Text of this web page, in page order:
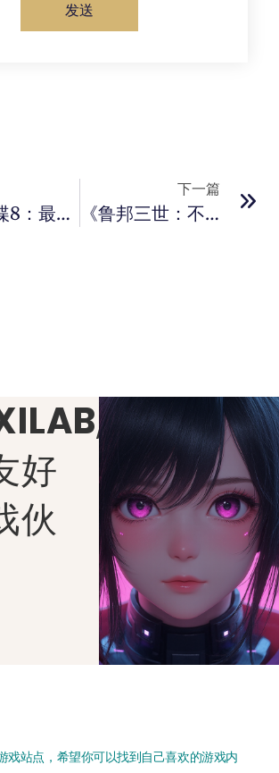
发送
《碟中谍8：最终清算》定档5月30日 端午档登场
下一篇
《鲁邦三世：不死身的血族》正式预告公开 6月27日日本上映
,
好
伙
戏站点，希望你可以找到自己喜欢的游戏内